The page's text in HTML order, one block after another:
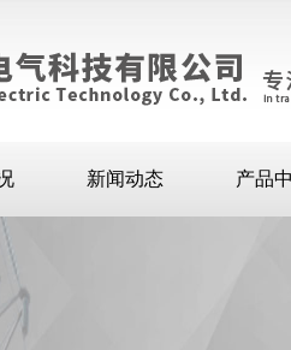
新闻动态 产品